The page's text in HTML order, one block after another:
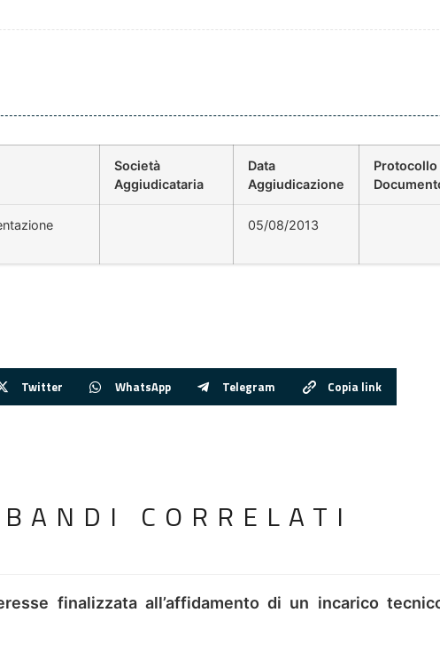
Società
Aggiudicataria
Data
Aggiudicazione
Protocollo
05/08/2013
Twitter WhatsApp Telegram Copia link
CORRELATI
finalizzata all’affidamento di un incarico